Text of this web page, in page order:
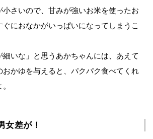
小さいので、甘みが強いお米を使ったお
におなかがいっぱいになってしまうこ
いな」と思うあかちゃんには、あえて
おかゆを与えると、パクパク食べてくれ
差が！